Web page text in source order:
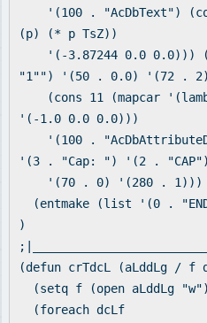
'(100 . "AcDbText")
(p) (* p TsZ))
'(-3.87244 0.0 0.0)))
"1"") '(50 . 0.0) '(72 . 2)
(cons 11 (mapcar
'(-1.0 0.0 0.0)))
'(100 .
'(3 . "Cap: ") '(2 . "CAP")
'(70 . 0) '(280 . 1)))
(entmake (list '(0 .
)
(defun crTdcL (aLddLg / f
(setq f (open aLddLg
(foreach dcLf